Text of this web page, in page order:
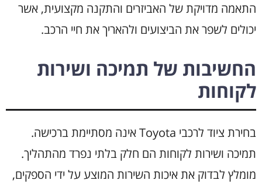
התאמה מדויקת של האביזרים והתקנה מקצועית, אשר
יכולים לשפר את הביצועים ולהאריך את חיי הרכב.
החשיבות של תמיכה ושירות
לקוחות
בחירת ציוד לרכבי Toyota אינה מסתיימת ברכישה.
תמיכה ושירות לקוחות הם חלק בלתי נפרד מהתהליך.
מומלץ לבדוק את איכות השירות המוצע על ידי הספקים,